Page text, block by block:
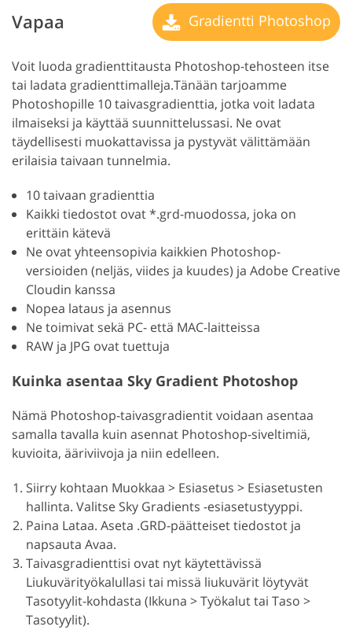
Vapaa Gradientti Photoshop
Voit luoda gradienttitausta Photoshop-tehosteen itse
tai ladata gradienttimalleja.Tänään tarjoamme
Photoshopille 10 taivasgradienttia, jotka voit ladata
ilmaiseksi ja käyttää suunnittelussasi. Ne ovat
täydellisesti muokattavissa ja pystyvät välittämään
erilaisia taivaan tunnelmia.
10 taivaan gradienttia
Kaikki tiedostot ovat *.grd-muodossa, joka on
erittäin kätevä
Ne ovat yhteensopivia kaikkien Photoshop-
versioiden (neljäs, viides ja kuudes) ja Adobe Creative
Cloudin kanssa
Nopea lataus ja asennus
Ne toimivat sekä PC- että MAC-laitteissa
RAW ja JPG ovat tuettuja
Kuinka asentaa Sky Gradient Photoshop
Nämä Photoshop-taivasgradientit voidaan asentaa
samalla tavalla kuin asennat Photoshop-siveltimiä,
kuvioita, ääriviivoja ja niin edelleen.
Siirry kohtaan Muokkaa > Esiasetus > Esiasetusten
hallinta. Valitse Sky Gradients -esiasetustyyppi.
Paina Lataa. Aseta .GRD-päätteiset tiedostot ja
napsauta Avaa.
Taivasgradienttisi ovat nyt käytettävissä
Liukuvärityökalullasi tai missä liukuvärit löytyvät
Tasotyylit-kohdasta (Ikkuna > Työkalut tai Taso >
Tasotyylit).